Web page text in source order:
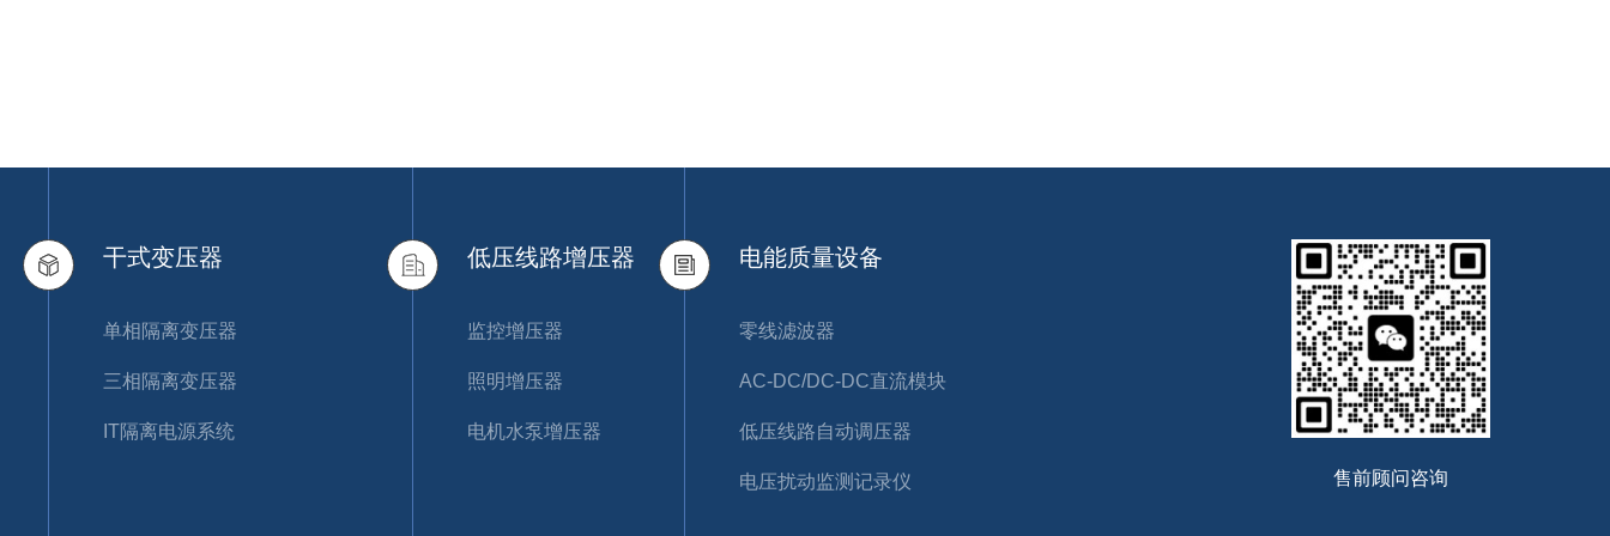
干式变压器
单相隔离变压器
三相隔离变压器
IT隔离电源系统
低压线路增压器
监控增压器
照明增压器
电机水泵增压器
电能质量设备
零线滤波器
AC-DC/DC-DC直流模块
低压线路自动调压器
电压扰动监测记录仪 售前顾问咨询